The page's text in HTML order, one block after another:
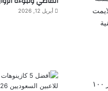
وعلق البروفيسور ويليام ماكدونو، الباحث المتميز في كاوست وأحد مؤسسي كلايمت كريت والذي اُخْتِير مؤخرًا كأحد أكثر ١٠٠
أبريل 12, 2026